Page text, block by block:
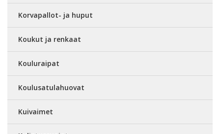
Korvapallot- ja huput
Koukut ja renkaat
Kouluraipat
Koulusatulahuovat
Kuivaimet